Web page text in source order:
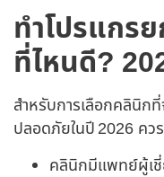
ทำโปรแกร
ที่ไหนดี?
สำหรับการเลือกคลินิก
ปลอดภัยในปี 2026 คว
คลินิกมีแพทย์ผู้เ